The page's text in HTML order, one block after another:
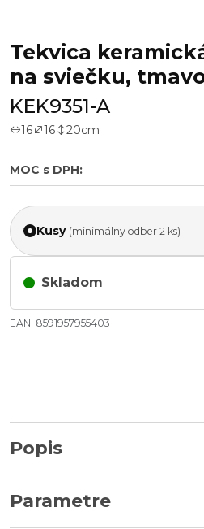
Tekvica
na sviečku,
KEK9351-A
16 16 20cm
MOC s DPH:
Kusy (minimálny odber 2 ks)
Skladom
EAN: 8591957955403
Popis
Parametre